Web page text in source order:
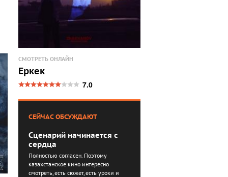
СМОТРЕТЬ ОНЛАЙН
Еркек
7.0
СЕЙЧАС ОБСУЖДАЮТ
Сценарий начинается с
сердца
Полностью согласен. Поэтому
казахстанское кино интересно
смотреть, есть сюжет, есть уроки и